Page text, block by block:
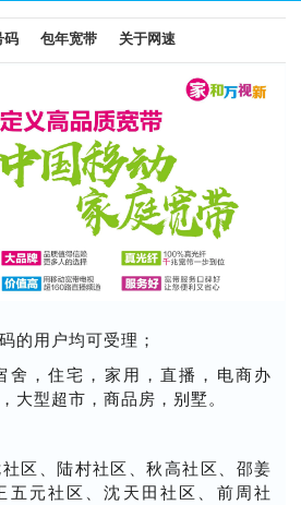
码 包年宽带 关于网速
的用户均可受理；
舍，住宅，家用，直播，电商办
大型超市，商品房，别墅。
区、陆村社区、秋高社区、邵姜
五元社区、沈天田社区、前周社